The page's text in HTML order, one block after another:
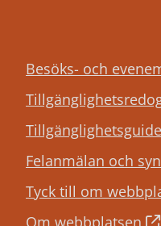
Besöks- och
Tillgänglighetsguide
Felanmälan och
Tyck till om
Om webbplatsen